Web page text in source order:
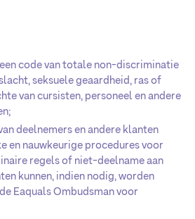
een code van totale non-discriminatie
seksuele geaardheid, ras of
van cursisten, personeel en andere
deelnemers en andere klanten
en nauwkeurige procedures voor
regels of niet-deelname aan
kunnen, indien nodig, worden
Eaquals Ombudsman voor